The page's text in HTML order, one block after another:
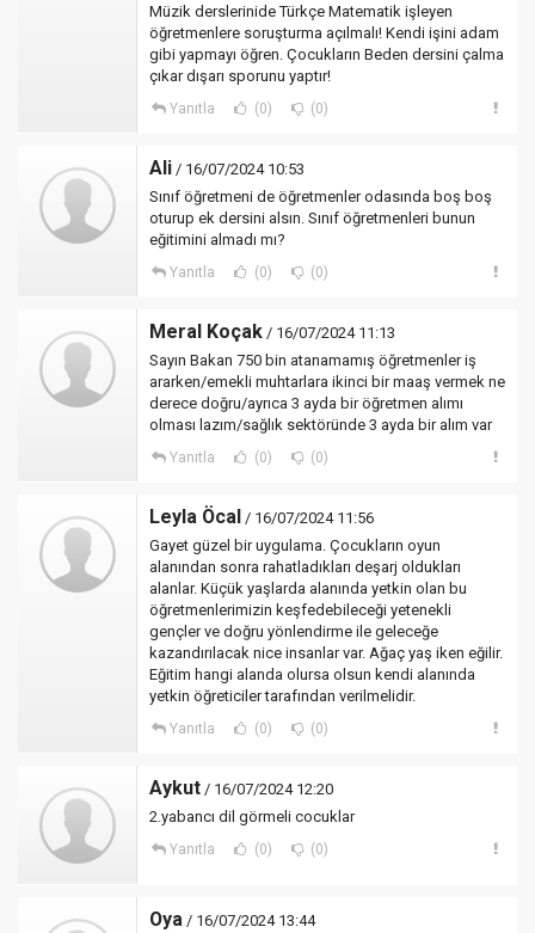
Müzik derslerinide Türkçe Matematik işleyen
öğretmenlere soruşturma açılmalı! Kendi işini adam
gibi yapmayı öğren. Çocukların Beden dersini çalma
çıkar dışarı sporunu yaptır!
Yanıtla (0) (0)
Ali / 16/07/2024 10:53
Sınıf öğretmeni de öğretmenler odasında boş boş
oturup ek dersini alsın. Sınıf öğretmenleri bunun
eğitimini almadı mı?
Yanıtla (0) (0)
Meral Koçak / 16/07/2024 11:13
Sayın Bakan 750 bin atanamamış öğretmenler iş
ararken/emekli muhtarlara ikinci bir maaş vermek ne
derece doğru/ayrıca 3 ayda bir öğretmen alımı
olması lazım/sağlık sektöründe 3 ayda bir alım var
Yanıtla (0) (0)
Leyla Öcal / 16/07/2024 11:56
Gayet güzel bir uygulama. Çocukların oyun
alanından sonra rahatladıkları deşarj oldukları
alanlar. Küçük yaşlarda alanında yetkin olan bu
öğretmenlerimizin keşfedebileceği yetenekli
gençler ve doğru yönlendirme ile geleceğe
kazandırılacak nice insanlar var. Ağaç yaş iken eğilir.
Eğitim hangi alanda olursa olsun kendi alanında
yetkin öğreticiler tarafından verilmelidir.
Yanıtla (0) (0)
Aykut / 16/07/2024 12:20
2.yabancı dil görmeli cocuklar
Yanıtla (0) (0)
Oya / 16/07/2024 13:44